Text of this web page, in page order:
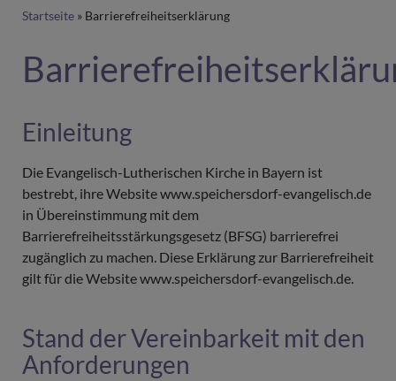
Breadcrumb
Startseite Barrierefreiheitserklärung
Einleitung
Die Evangelisch-Lutherischen Kirche in Bayern ist
bestrebt, ihre Website www.speichersdorf-evangelisch.de
in Übereinstimmung mit dem
Barrierefreiheitsstärkungsgesetz (BFSG) barrierefrei
zugänglich zu machen. Diese Erklärung zur Barrierefreiheit
gilt für die Website www.speichersdorf-evangelisch.de.
Stand der Vereinbarkeit mit den
Anforderungen